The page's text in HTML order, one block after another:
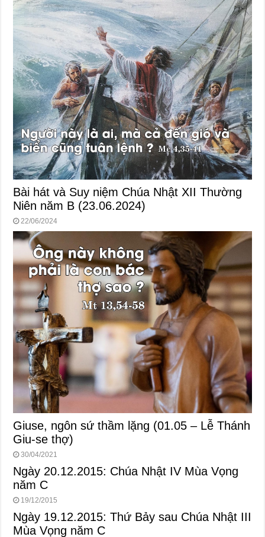
Bài hát và Suy niệm Chúa Nhật XII Thường
Niên năm B (23.06.2024)
22/06/2024
Giuse, ngôn sứ thầm lặng (01.05 – Lễ Thánh
Giu-se thợ)
30/04/2021
Ngày 20.12.2015: Chúa Nhật IV Mùa Vọng
năm C
19/12/2015
Ngày 19.12.2015: Thứ Bảy sau Chúa Nhật III
Mùa Vọng năm C